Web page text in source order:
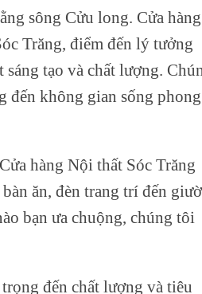
sông Cửu long. Cửa hàng
Trăng, điểm đến lý tưởng
tạo và chất lượng.
đến không gian sống phong
hàng Nội thất Sóc Trăng
ăn, đèn trang trí đến
bạn ưa chuộng, chúng tôi
đến chất lượng và tiêu